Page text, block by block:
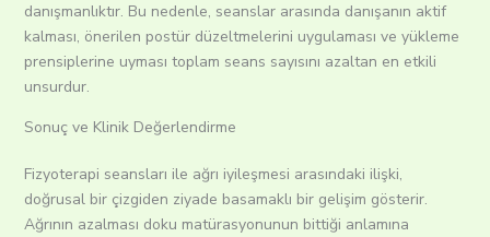
danışmanlıktır. Bu nedenle, seanslar arasında danışanın aktif
kalması, önerilen postür düzeltmelerini uygulaması ve yükleme
prensiplerine uyması toplam seans sayısını azaltan en etkili
unsurdur.
Sonuç ve Klinik Değerlendirme
Fizyoterapi seansları ile ağrı iyileşmesi arasındaki ilişki,
doğrusal bir çizgiden ziyade basamaklı bir gelişim gösterir.
Ağrının azalması doku matürasyonunun bittiği anlamına